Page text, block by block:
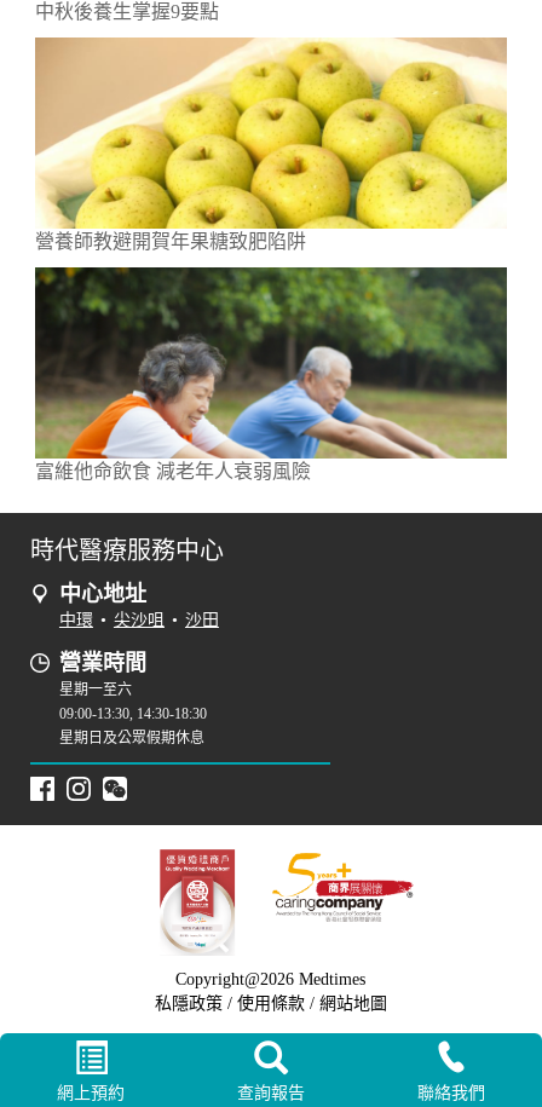
網上預約 查詢報告 聯絡我們
中秋後養生掌握9要點
營養師教避開賀年果糖致肥陷阱
富維他命飲食 減老年人衰弱風險
時代醫療服務中心
中心地址
中環 • 尖沙咀 • 沙田
營業時間
星期一至六
09:00-13:30, 14:30-18:30
星期日及公眾假期休息
Copyright@2026 Medtimes
私隱政策/ 使用條款/ 網站地圖